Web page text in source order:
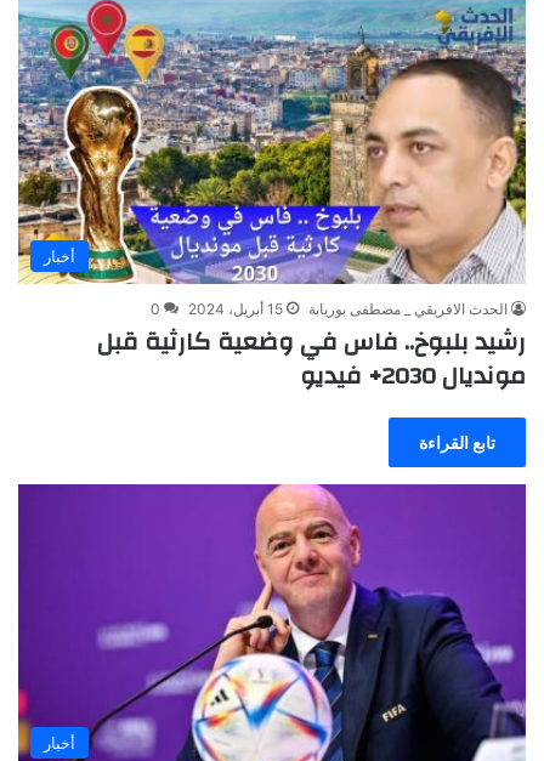
أخبار
الحدث الافريقي _ مصطفى بوريابة 15 أبريل، 2024 0
رشيد بلبوخ.. فاس في وضعية كارثية قبل
مونديال 2030+ فيديو
تابع القراءة
أخبار